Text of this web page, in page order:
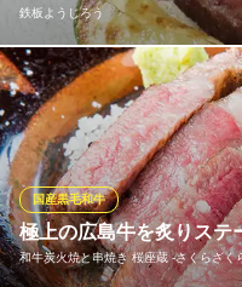
鉄板ようじろう
「深夜でも妥協せず美味し
ます。翌2時までフルオープ
利用まで幅広く対応。隠れ
れた和牛ステーキや厚切り
ご提供いたします。
鉄板ようじろう
広島 鉄板焼き
極上の広島牛を炙りステ
和牛炭火焼と串焼き 桜座蔵 ‐さくらざく
国産黒毛和牛